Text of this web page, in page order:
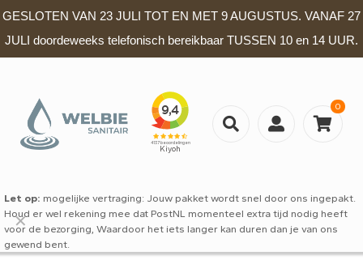
GESLOTEN VAN 23 JULI TOT EN MET 9 AUGUSTUS. VANAF 27
JULI doordeweeks telefonisch bereikbaar TUSSEN 10 en 14 UUR.
0
Let op: mogelijke vertraging: Jouw pakket wordt snel door ons ingepakt.
Houd er wel rekening mee dat PostNL momenteel extra tijd nodig heeft
voor de bezorging, Waardoor het iets langer kan duren dan je van ons
gewend bent.
✕